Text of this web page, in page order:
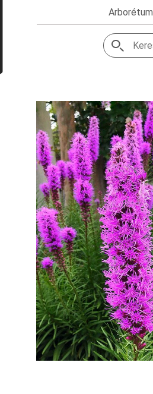
Arborétum